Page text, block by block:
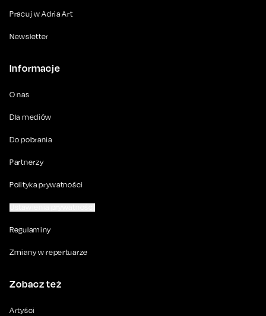
Pracuj w Adria Art
Newsletter
Informacje
O nas
Dla mediów
Do pobrania
Partnerzy
Polityka prywatności
Regulaminy
Zmiany w repertuarze
Zobacz też
Artyści